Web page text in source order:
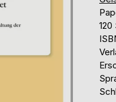
120